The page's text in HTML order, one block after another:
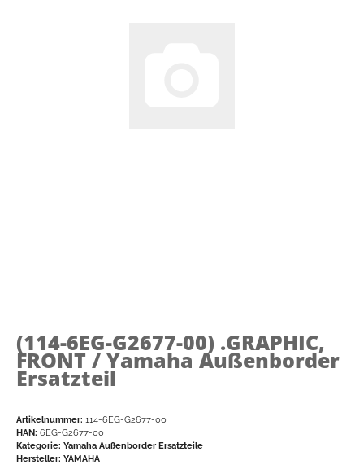
(114-6EG-G2677-00) .GRAPHIC,
FRONT / Yamaha Außenborder
Ersatzteil
Artikelnummer: 114-6EG-G2677-00
HAN: 6EG-G2677-00
Kategorie: Yamaha Außenborder Ersatzteile
Hersteller: YAMAHA